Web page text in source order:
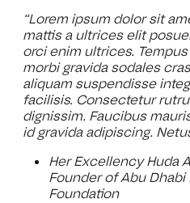
“Lorem ipsum dolor sit
mattis a ultrices elit
orci enim ultrices.
morbi gravida sodales
aliquam suspendisse
facilisis. Consectetur
dignissim. Faucibus
id gravida adipiscing.
Her Excellency Huda
Founder of Abu
Foundation